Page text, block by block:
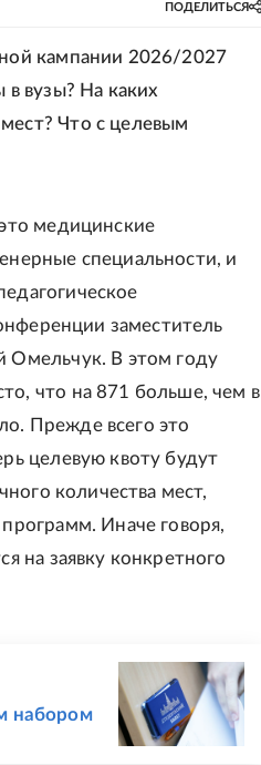
ПОДЕЛИТЬСЯ
кампании 2026/2027
в вузы? На каких
Что с целевым
медицинские
специальности, и
заместитель
Омельчук. В этом году
что на 871 больше, чем в
Прежде всего это
целевую квоту будут
количества мест,
Иначе говоря,
на заявку конкретного
набором